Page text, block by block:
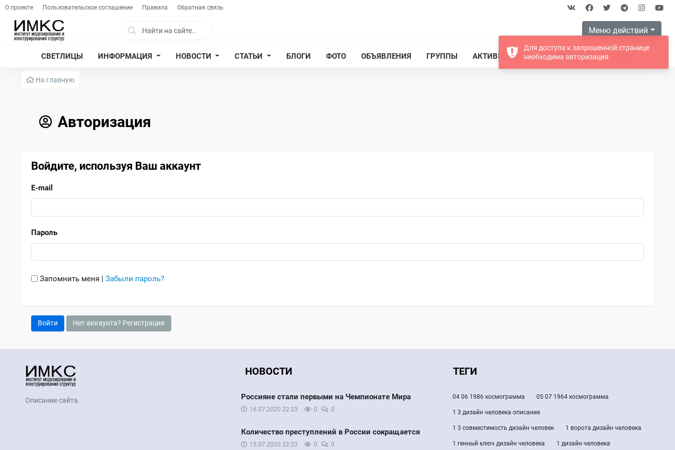
О проекте Пользовательское соглашение Правила Обратная связь
Меню действий
СВЕТЛИЦЫ ИНФОРМАЦИЯ НОВОСТИ СТАТЬИ БЛОГИ ФОТО ОБЪЯВЛЕНИЯ ГРУППЫ АКТИВНОСТЬ КОММЕНТАРИИ
На главную
Авторизация
Войдите, используя Ваш аккаунт
E-mail
Пароль
Запомнить меня Забыли пароль?
Описание сайта
НОВОСТИ
Россияне стали первыми на Чемпионате Мира
16.07.2020 22:23 0 0
Количество преступлений в России сокращается
15.07.2020 22:23 0 0
ТЕГИ
04 06 1986 космограмма 05 07 1964 космограмма
1 3 дизайн человека описание
1 3 совместимость дизайн человек 1 ворота дизайн человека
1 генный ключ дизайн человека 1 дизайн человека
Для доступа к запрошенной странице
необходима авторизация